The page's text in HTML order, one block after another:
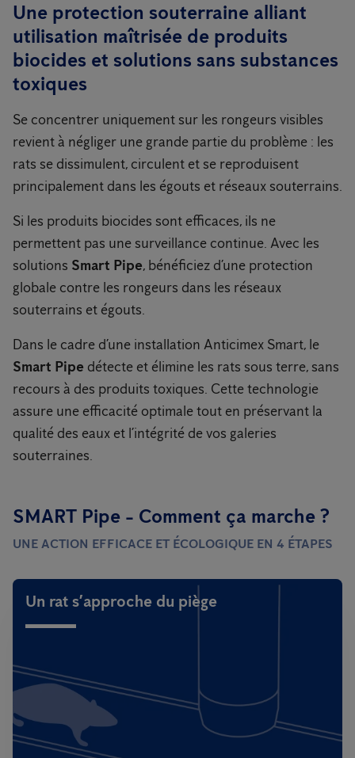
Une protection souterraine alliant
utilisation maîtrisée de produits
biocides et solutions sans substances
toxiques
Se concentrer uniquement sur les rongeurs visibles
revient à négliger une grande partie du problème : les
rats se dissimulent, circulent et se reproduisent
principalement dans les égouts et réseaux souterrains.
Si les produits biocides sont efficaces, ils ne
permettent pas une surveillance continue. Avec les
solutions Smart Pipe, bénéficiez d’une protection
globale contre les rongeurs dans les réseaux
souterrains et égouts.
Dans le cadre d’une installation Anticimex Smart, le
Smart Pipe détecte et élimine les rats sous terre, sans
recours à des produits toxiques. Cette technologie
assure une efficacité optimale tout en préservant la
qualité des eaux et l’intégrité de vos galeries
souterraines.
SMART Pipe - Comment ça marche ?
UNE ACTION EFFICACE ET ÉCOLOGIQUE EN 4 ÉTAPES
Un rat s’approche du piège